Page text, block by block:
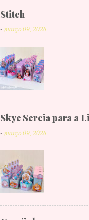
Stitch
- março 09, 2026
Skye Sereia para a
- março 09, 2026